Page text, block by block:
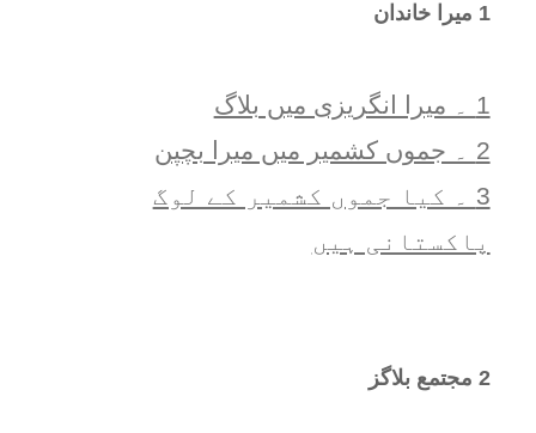
1 ميرا خاندان
1 ۔ ميرا انگريزی ميں بلاگ
2 ۔ جموں کشمیر میں میرا بچپن
3 ۔ کیا جموں کشمیر کے لوگ
پاکستانی ہیں
2 مجتمع بلاگز